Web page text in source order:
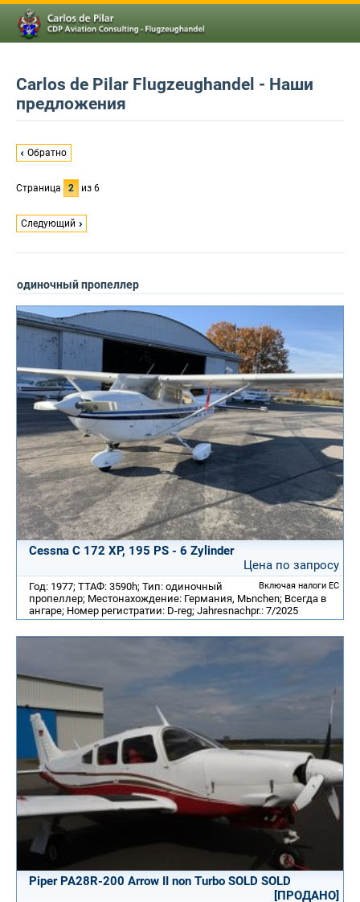
Carlos de Pilar Flugzeughandel - Наши
предложения
Обратно
Страница 2 из 6
Следующий
одиночный пропеллер
Cessna C 172 XP, 195 PS - 6 Zylinder
Цена по запросу
Включая налоги ЕС
Год: 1977; ТТАФ: 3590h; Тип: одиночный
пропеллер; Местонахождение: Германия, Mьnchen; Всегда в
ангаре; Номер регистратии: D-reg; Jahresnachpr.: 7/2025
Piper PA28R-200 Arrow II non Turbo SOLD SOLD
[ПРОДАНО]